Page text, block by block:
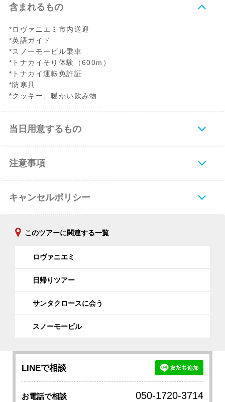
含まれるもの
*ロヴァニエミ市内送迎
*英語ガイド
*スノーモービル乗車
*トナカイそり体験（600m）
*トナカイ運転免許証
*防寒具
*クッキー、暖かい飲み物
当日用意するもの
注意事項
キャンセルポリシー
このツアーに関連する一覧
ロヴァニエミ
日帰りツアー
サンタクロースに会う
スノーモービル
LINEで相談
お電話で相談 050-1720-3714